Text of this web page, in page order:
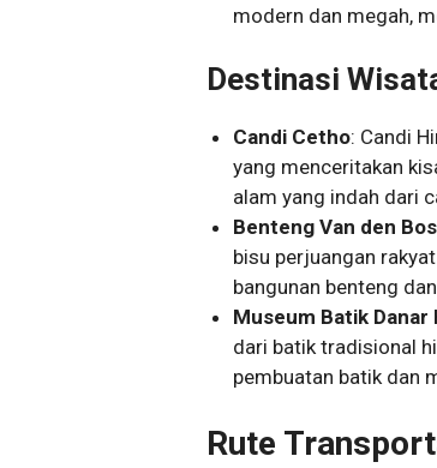
modern dan megah,
Destinasi
Candi Cetho: Candi
yang menceritakan
alam yang indah dari
Benteng Van den
bisu perjuangan
bangunan benteng
Museum Batik Danar
dari batik tradisional
pembuatan batik dan
Rute